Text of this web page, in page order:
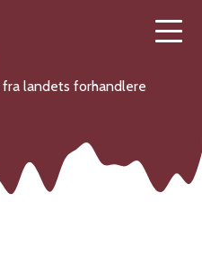
landets forhandlere